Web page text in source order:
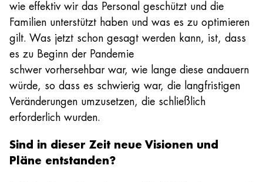
wie effektiv wir das Personal geschützt und die
Familien unterstützt haben und was es zu optimieren
gilt. Was jetzt schon gesagt werden kann, ist, dass
es zu Beginn der Pandemie
schwer vorhersehbar war, wie lange diese andauern
würde, so dass es schwierig war, die langfristigen
Veränderungen umzusetzen, die schließlich
erforderlich wurden.
Sind in dieser Zeit neue Visionen und
Pläne entstanden?